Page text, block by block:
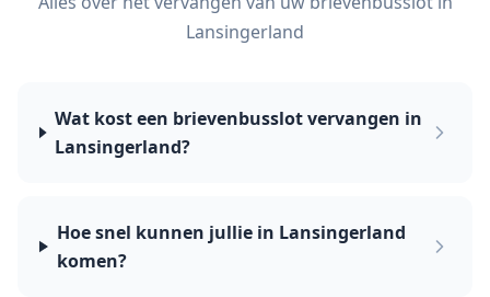
Lansingerland
Wat kost een brievenbusslot vervangen in
Lansingerland?
Hoe snel kunnen jullie in Lansingerland
komen?